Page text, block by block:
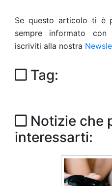
Se questo articolo ti è
sempre informato
iscriviti alla nostra
Tag:
Notizie che
interessarti: